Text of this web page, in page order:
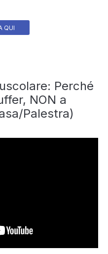
QUI
Perché
NON a
Palestra)